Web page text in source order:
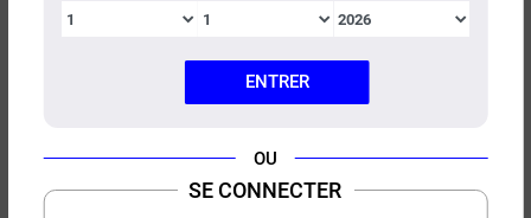
ENTRER
OU
SE CONNECTER
CONCENTRÉ SWEET CHERRY